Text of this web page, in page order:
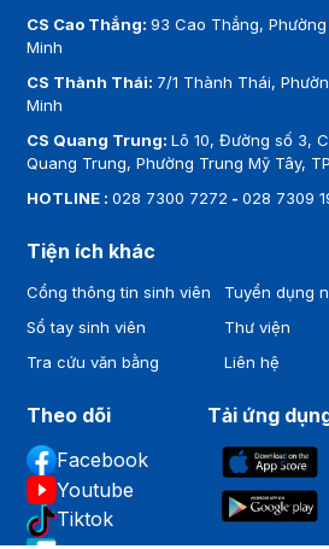
CS Cao Thắng:93 Cao Thắng,
Minh
CS Thành Thái: 7/1 Thành Thái,
Minh
CS Quang Trung:Lô 10, Đường số 3,
Quang Trung, Phường Trung Mỹ Tây,
HOTLINE :028 7300 7272 -028 7309
Tiện ích khác
Cổng thông tin sinh viên
Sổ tay sinh viên
Tra cứu văn bằng
Tuyển dụng
Thư viện
Liên hệ
Theo dõi
Facebook
Youtube
Tiktok
Tải ứng